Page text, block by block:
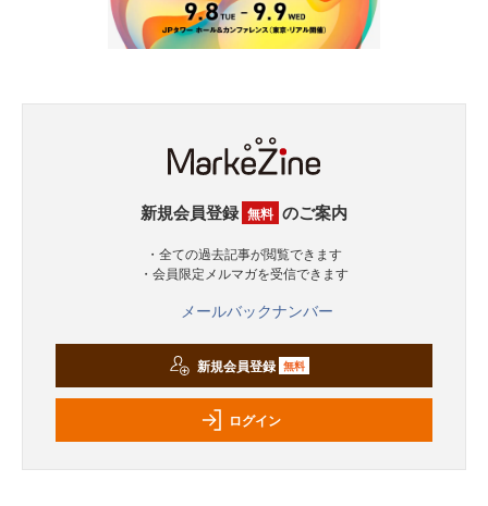
新規会員登録 無料 のご案内
・全ての過去記事が閲覧できます
・会員限定メルマガを受信できます
メールバックナンバー
新規会員登録 無料
ログイン